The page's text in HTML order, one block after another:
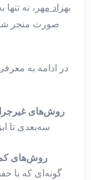
بهزاد مهر ، نه
صورت منجر شود
در ادامه به
روش‌های
سه‌بعدی تا
روش‌های
گونه‌ای که با